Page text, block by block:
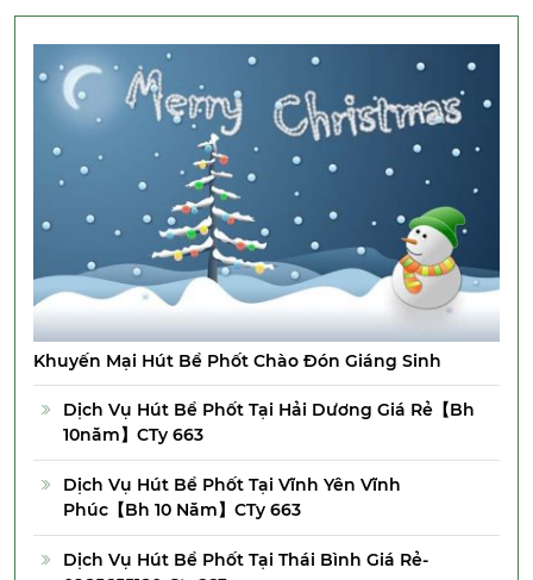
Khuyến Mại Hút Bể Phốt Chào Đón Giáng Sinh
Dịch Vụ Hút Bể Phốt Tại Hải Dương Giá Rẻ【Bh
10năm】CTy 663
Dịch Vụ Hút Bể Phốt Tại Vĩnh Yên Vĩnh
Phúc【Bh 10 Năm】CTy 663
Dịch Vụ Hút Bể Phốt Tại Thái Bình Giá Rẻ-